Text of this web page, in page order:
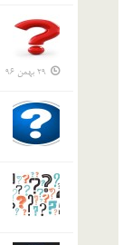
29 بهمن 96